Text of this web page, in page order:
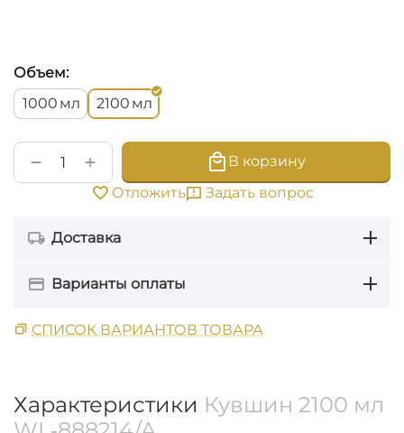
Объем:
1000 мл 2100 мл
+
−
В корзину
Отложить
Задать вопрос
Доставка
Варианты оплаты
СПИСОК ВАРИАНТОВ ТОВАРА
Характеристики Кувшин 2100 мл